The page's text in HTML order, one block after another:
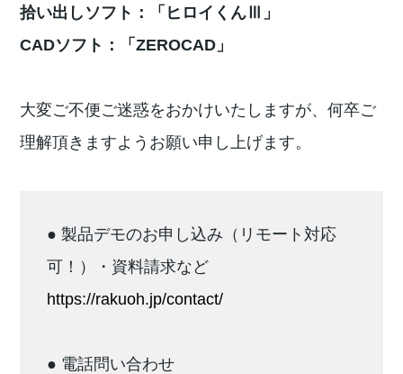
拾い出しソフト：「ヒロイくんⅢ」
CADソフト：「ZEROCAD」
大変ご不便ご迷惑をおかけいたしますが、何卒ご
理解頂きますようお願い申し上げます。
● 製品デモのお申し込み（リモート対応
可！）・資料請求など
https://rakuoh.jp/contact/
● 電話問い合わせ